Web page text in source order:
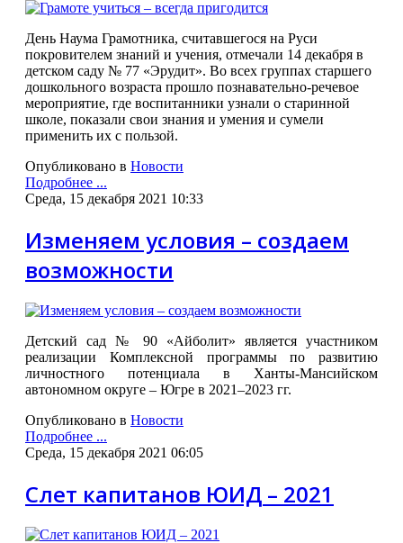
День Наума Грамотника, считавшегося на Руси
покровителем знаний и учения, отмечали 14 декабря в
детском саду № 77 «Эрудит». Во всех группах старшего
дошкольного возраста прошло познавательно-речевое
мероприятие, где воспитанники узнали о старинной
школе, показали свои знания и умения и сумели
применить их с пользой.
Опубликовано в Новости
Подробнее ...
Среда, 15 декабря 2021 10:33
Изменяем условия – создаем
возможности
Детский сад № 90 «Айболит» является участником
реализации Комплексной программы по развитию
личностного потенциала в Ханты-Мансийском
автономном округе – Югре в 2021–2023 гг.
Опубликовано в Новости
Подробнее ...
Среда, 15 декабря 2021 06:05
Слет капитанов ЮИД – 2021